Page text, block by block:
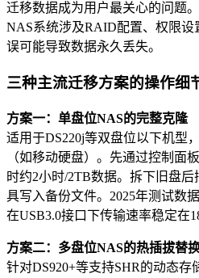
迁移数据成为用户最关心的问题
NAS系统涉及RAID配置、权限
误可能导致数据永久丢失。
三种主流迁移方案的操作细
方案一：单盘位NAS的完整克隆
适用于DS220j等双盘位以下机型
（如移动硬盘）。先通过控制面
时约2小时/2TB数据。拆下旧盘
具写入备份文件。2025年测试数
在USB3.0接口下传输速率稳定在
方案二：多盘位NAS的热插拔替
针对DS920+等支持SHR的动态存